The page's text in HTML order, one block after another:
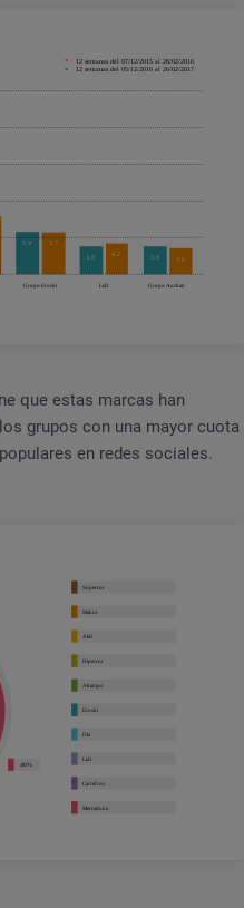
que estas marcas han
grupos con una mayor cuota
en redes sociales.